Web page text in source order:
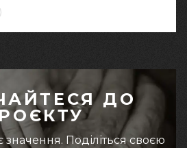
ДО
значення. Поділіться своєю